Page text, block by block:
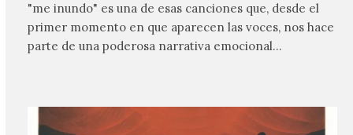
"me inundo" es una de esas canciones que, desde el
primer momento en que aparecen las voces, nos hace
parte de una poderosa narrativa emocional…